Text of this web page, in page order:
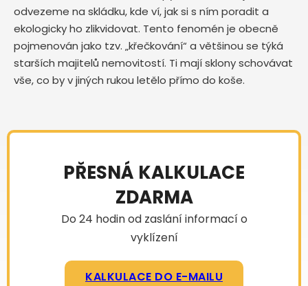
odvezeme na skládku, kde ví, jak si s ním poradit a
ekologicky ho zlikvidovat. Tento fenomén je obecně
pojmenován jako tzv. „křečkování“ a většinou se týká
starších majitelů nemovitostí. Ti mají sklony schovávat
vše, co by v jiných rukou letělo přímo do koše.
PŘESNÁ KALKULACE
ZDARMA
Do 24 hodin od zaslání informací o
vyklízení
KALKULACE DO E-MAILU